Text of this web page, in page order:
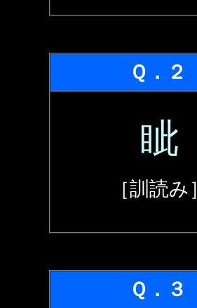
Ｑ．２
眦
［訓読み
Ｑ．３